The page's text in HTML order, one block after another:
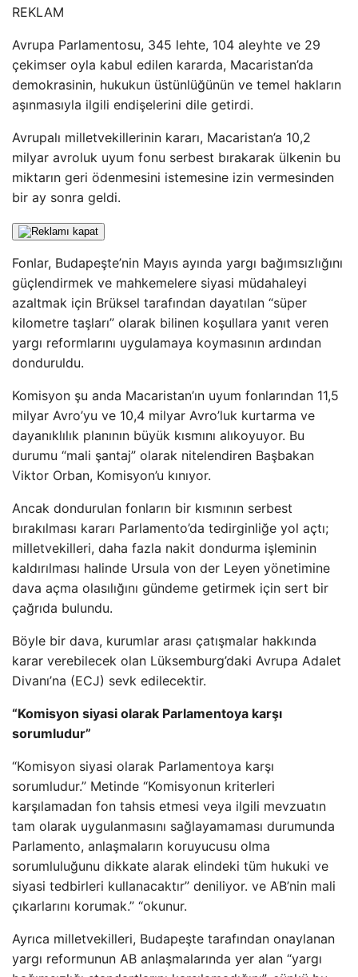
REKLAM
Avrupa Parlamentosu, 345 lehte, 104 aleyhte ve 29
çekimser oyla kabul edilen kararda, Macaristan’da
demokrasinin, hukukun üstünlüğünün ve temel hakların
aşınmasıyla ilgili endişelerini dile getirdi.
Avrupalı ​​milletvekillerinin kararı, Macaristan’a 10,2
milyar avroluk uyum fonu serbest bırakarak ülkenin bu
miktarın geri ödenmesini istemesine izin vermesinden
bir ay sonra geldi.
Fonlar, Budapeşte’nin Mayıs ayında yargı bağımsızlığını
güçlendirmek ve mahkemelere siyasi müdahaleyi
azaltmak için Brüksel tarafından dayatılan “süper
kilometre taşları” olarak bilinen koşullara yanıt veren
yargı reformlarını uygulamaya koymasının ardından
donduruldu.
Komisyon şu anda Macaristan’ın uyum fonlarından 11,5
milyar Avro’yu ve 10,4 milyar Avro’luk kurtarma ve
dayanıklılık planının büyük kısmını alıkoyuyor. Bu
durumu “mali şantaj” olarak nitelendiren Başbakan
Viktor Orban, Komisyon’u kınıyor.
Ancak dondurulan fonların bir kısmının serbest
bırakılması kararı Parlamento’da tedirginliğe yol açtı;
milletvekilleri, daha fazla nakit dondurma işleminin
kaldırılması halinde Ursula von der Leyen yönetimine
dava açma olasılığını gündeme getirmek için sert bir
çağrıda bulundu.
Böyle bir dava, kurumlar arası çatışmalar hakkında
karar verebilecek olan Lüksemburg’daki Avrupa Adalet
Divanı’na (ECJ) sevk edilecektir.
“Komisyon siyasi olarak Parlamentoya karşı
sorumludur”
“Komisyon siyasi olarak Parlamentoya karşı
sorumludur.” Metinde “Komisyonun kriterleri
karşılamadan fon tahsis etmesi veya ilgili mevzuatın
tam olarak uygulanmasını sağlayamaması durumunda
Parlamento, anlaşmaların koruyucusu olma
sorumluluğunu dikkate alarak elindeki tüm hukuki ve
siyasi tedbirleri kullanacaktır” deniliyor. ve AB’nin mali
çıkarlarını korumak.” “okunur.
Ayrıca milletvekilleri, Budapeşte tarafından onaylanan
yargı reformunun AB anlaşmalarında yer alan “yargı